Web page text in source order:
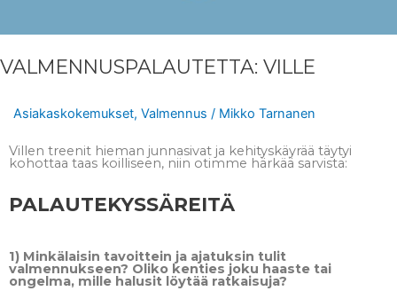
VALMENNUSPALAUTETTA: VILLE
Asiakaskokemukset, Valmennus / Mikko Tarnanen
Villen treenit hieman junnasivat ja kehityskäyrää täytyi
kohottaa taas koilliseen, niin otimme härkää sarvista:
PALAUTEKYSSÄREITÄ
1) Minkälaisin tavoittein ja ajatuksin tulit
valmennukseen? Oliko kenties joku haaste tai
ongelma, mille halusit löytää ratkaisuja?